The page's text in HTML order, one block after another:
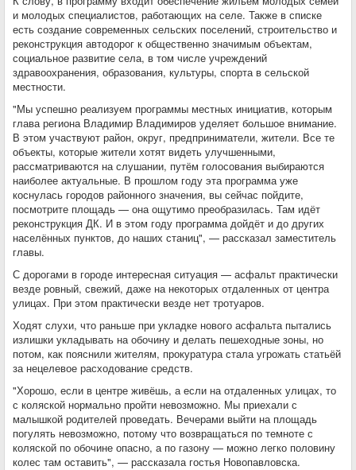
и молодых специалистов, работающих на селе. Также в списке
есть создание современных сельских поселений, строительство и
реконструкция автодорог к общественно значимым объектам,
социальное развитие села, в том числе учреждений
здравоохранения, образования, культуры, спорта в сельской
местности.
"Мы успешно реализуем программы местных инициатив, которым
глава региона Владимир Владимиров уделяет большое внимание.
В этом участвуют район, округ, предприниматели, жители. Все те
объекты, которые жители хотят видеть улучшенными,
рассматриваются на слушании, путём голосования выбираются
наиболее актуальные. В прошлом году эта программа уже
коснулась городов районного значения, вы сейчас пойдите,
посмотрите площадь — она ощутимо преобразилась. Там идёт
реконструкция ДК. И в этом году программа дойдёт и до других
населённых пунктов, до наших станиц", — рассказал заместитель
главы.
С дорогами в городе интересная ситуация — асфальт практически
везде ровный, свежий, даже на некоторых отдаленных от центра
улицах. При этом практически везде нет тротуаров.
Ходят слухи, что раньше при укладке нового асфальта пытались
излишки укладывать на обочину и делать пешеходные зоны, но
потом, как пояснили жителям, прокуратура стала угрожать статьёй
за нецелевое расходование средств.
"Хорошо, если в центре живёшь, а если на отдаленных улицах, то
с коляской нормально пройти невозможно. Мы приехали с
малышкой родителей проведать. Вечерами выйти на площадь
погулять невозможно, потому что возвращаться по темноте с
коляской по обочине опасно, а по газону — можно легко половину
колес там оставить", — рассказала гостья Новопавловска.